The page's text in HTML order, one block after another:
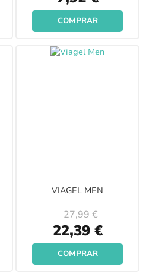
COMPRAR
VIAGEL MEN
Special
Price
22,39 €
27,99 €
COMPRAR